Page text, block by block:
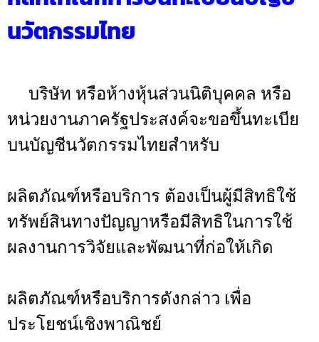
นวัตกรรมไทย
บริษัท หรือห้างหุ้นส่วนนิติบุคคล หรือ
หน่วยงานภาครัฐประสงค์จะขอขึ้นทะเบีย
บนบัญชีนวัตกรรมไทยสำหรับ
ผลิตภัณฑ์หรือบริการ ต้องเป็นผู้มีสิทธิใช้
ทรัพย์สินทางปัญญาหรือมีสิทธิในการใช้
ผลงานการวิจัยและพัฒนาที่ก่อให้เกิด
ผลิตภัณฑ์หรือบริการดังกล่าว เพื่อ
ประโยชน์เชิงพาณิชย์